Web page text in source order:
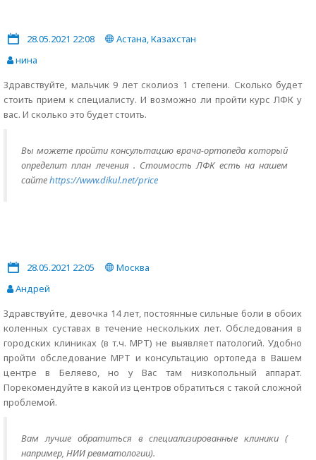
28.05.2021 22:08
Астана, Казахстан
нина
Здравствуйте, мальчик 9 лет сколиоз 1 степени. Сколько будет
стоить прием к специалисту. И возможно ли пройти курс ЛФК у
вас. И сколько это будет стоить.
Вы можете пройти консультацию врача-ортопеда который
определит план лечения . Стоимость ЛФК есть на нашем
сайтеhttps://www.dikul.net/price
28.05.2021 22:05
Москва
Андрей
Здравствуйте, девочка 14 лет, постоянные сильные боли в обоих
коленных суставах в течение нескольких лет. Обследования в
городских клиниках (в т.ч. МРТ) не выявляет патологий. Удобно
пройти обследование МРТ и консультацию ортопеда в Вашем
центре в Беляево, но у Вас там низкопольный аппарат.
Порекомендуйте в какой из центров обратиться с такой сложной
проблемой.
Вам лучше обратиться в специализированные клиники (
например, НИИ ревматологии).